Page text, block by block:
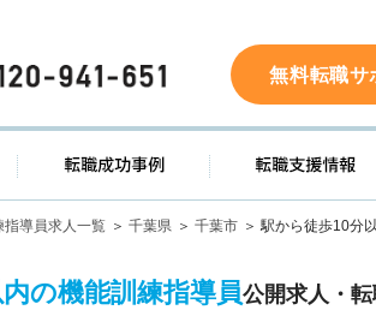
0120-941-651 無料転職サ
求人検索 転職成功事例
指導員求人一覧 千葉県 千葉市 駅から徒歩10分
の機能訓練指導員公開求人・